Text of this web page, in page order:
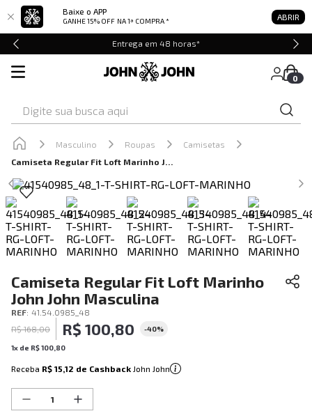
Baixe o APP
GANHE 15% OFF NA 1ª COMPRA * ABRIR
Entrega em 48 horas*
0
Masculino Roupas
Camisetas
Camiseta Regular Fit Loft Marinho John John Masculina
Camiseta Regular Fit Loft Marinho
John John Masculina
REF: 41.54.0985_48
R$ 168,00 R$ 100,80 -40%
1x de R$100 80
Receba R$ 15,12 de Cashback John John